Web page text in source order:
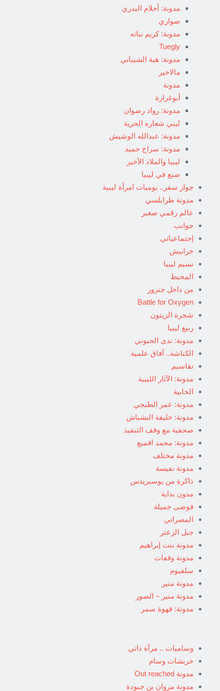
مدونة: أحلام البدري
صواري
مدونة: كريم نباته
Tuegly
مدونة: هبة الشيباني
مالاخير
مدونة
أبوغرارة
مدونة: رواد رضوان
ليبي شعاره الحرية
مدونة: عبدالله الوشيش
مدونة: سراج حميد
ليبيا والملاذ الأخير
صنع في ليبيا
جواز سفر.. يوميات امرأة ليبية
مدونة طرابلسي
عالم رقمي صغير
جوانب
إجتماعياتي
خرابيش
نسيم ليبيا
المحيط
من داخل جنزور
Battle for Oxygen
شجرة الزيتون
ربيع ليبيا
مدونة: ندى الحبوني
الكناشة.. آفاق علمية
تقاسيم
مدونة: الآثار الليبية
الخابية
مدونة: عمر الطبجي
مدونة: خليفة البشباش
صحفية مع وقف التنفيذ
مدونة: محمد اقميع
مدونة مختلف
مدونة نفيسة
ذاكرة من يوسبريدس
مدون بداية
فوضى جميلة
المصراتي
جبل الزعتر
مدونة بنت إبراهيم
مدونة وقفات
سلفيوم
مدونة منير
مدونة منير – الصور
مدونة: قهوة سمر
وساميات .. مرآة ذاتي
خربشات وسام
مدونة Out reached
مدونة مروان بن جبودة